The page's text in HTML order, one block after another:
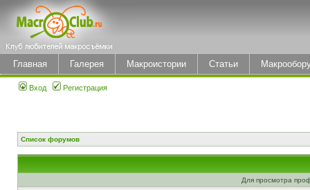
Главная Галерея Макроистории Статьи
Вход Регистрация
Список форумов
Для просмотра